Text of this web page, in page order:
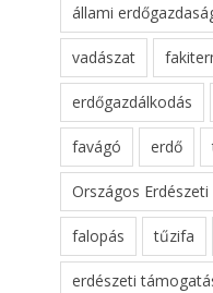
állami
vadászat
erdőgazdálkodás
favágó erdő
Országos Erdészeti
falopás tűzifa
erdészeti